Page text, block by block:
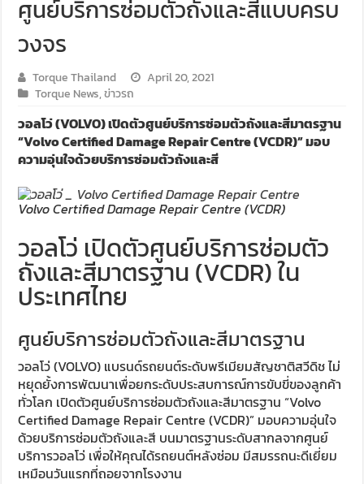
ศูนย์บริการซ่อมตัวถังและสีแบบครบ
วงจร
Torque Thailand
April 20, 2021
Torque News,ข่าวรถ
วอลโว่ (VOLVO) เปิดตัวศูนย์บริการซ่อมตัวถังและสีมาตรฐาน
“Volvo Certified Damage Repair Centre (VCDR)” มอบ
ความอุ่นใจด้วยบริการซ่อมตัวถังและสี
Volvo Certified Damage Repair Centre (VCDR)
วอลโว่ เปิดตัวศูนย์บริการซ่อมตัว
ถังและสีมาตรฐาน (VCDR) ใน
ประเทศไทย
ศูนย์บริการซ่อมตัวถังและสีมาตรฐาน
วอลโว่ (VOLVO) แบรนด์รถยนต์ระดับพรีเมียมสัญชาติสวีดิช ไม่
หยุดยั้งการพัฒนาเพื่อยกระดับประสบการณ์การขับขี่ของลูกค้า
ทั่วโลก เปิดตัวศูนย์บริการซ่อมตัวถังและสีมาตรฐาน “Volvo
Certified Damage Repair Centre (VCDR)” มอบความอุ่นใจ
ด้วยบริการซ่อมตัวถังและสี บนมาตรฐานระดับสากลจากศูนย์
บริการวอลโว่ เพื่อให้คุณได้รถยนต์หลังซ่อม มีสมรรถนะดีเยี่ยม
เหมือนวันแรกที่ถอยจากโรงงาน